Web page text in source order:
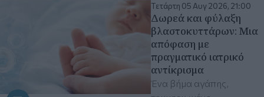
Τετάρτη 05 Αυγ 2026, 21:00
Δωρεά και φύλαξη
βλαστοκυττάρων: Mια
απόφαση με
πραγματικό ιατρικό
αντίκρισμα
Ένα βήμα αγάπης,